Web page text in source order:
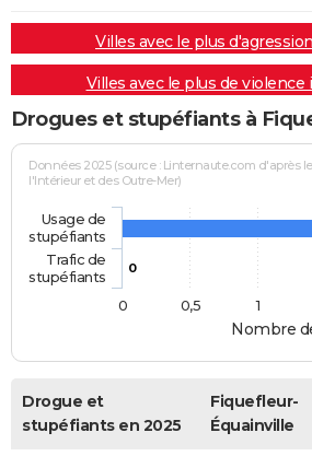
Villes avec le plus
Villes avec le plus de violence
Drogues et stupéfiants à
Nombre
Données 2025 (source : Linternaute.com d'après
l'Intérieur et des Outre-Mer)
0
Usage de
stupéfiants
Trafic de
stupéfiants
0
0,5 1
Drogue et
stupéfiants en 2025
Fiquefleur-
Équainville